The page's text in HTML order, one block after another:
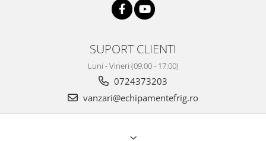
SUPORT CLIENTI
Luni - Vineri (09:00 - 17:00)
0724373203
vanzari@echipamentefrig.ro